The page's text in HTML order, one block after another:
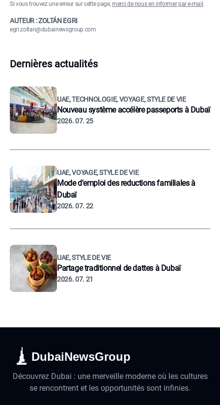
Si vous trouvez une erreur sur cette page,merci de nous en informer par e-mail .
AUTEUR : ZOLTÁN EGRI
egri.zoltan@dubainewsgroup.com
Dernières actualités
UAE, TECHNOLOGIE, VOYAGE, STYLE DE VIE
Nouveau système accélère passeports à Dubaï
2026. 07. 25
UAE, VOYAGE, STYLE DE VIE
Mode d'emploi des reductions familiales à
Dubaï
2026. 07. 22
UAE, STYLE DE VIE
Partage traditionnel de dattes à Dubaï
2026. 07. 21
DubaiNewsGroup
Découvrez Dubai : une merveille moderne où les cultures
se rencontrent et les opportunités sont infinies.